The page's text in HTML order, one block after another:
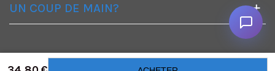
UN COUP DE MAIN?